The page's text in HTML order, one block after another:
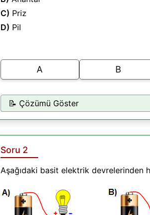
C) Priz
D) Pil
A B
📝 Çözümü Göster
Soru 2
Aşağıdaki basit elektrik devrelerinden